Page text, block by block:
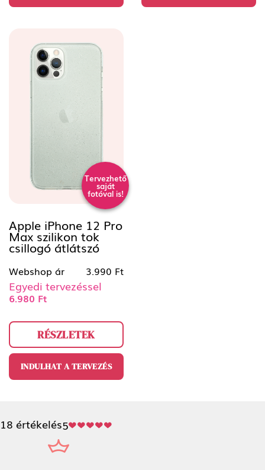
Tervezhető
saját
fotóval is!
Apple iPhone 12 Pro
Max szilikon tok
csillogó átlátszó
Webshop ár 3.990 Ft
Egyedi tervezéssel
6.980 Ft
RÉSZLETEK
INDULHAT A TERVEZÉS
18 értékelés5